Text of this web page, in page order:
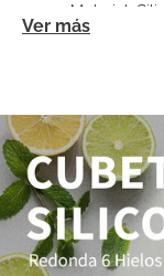
Material:
Ver más